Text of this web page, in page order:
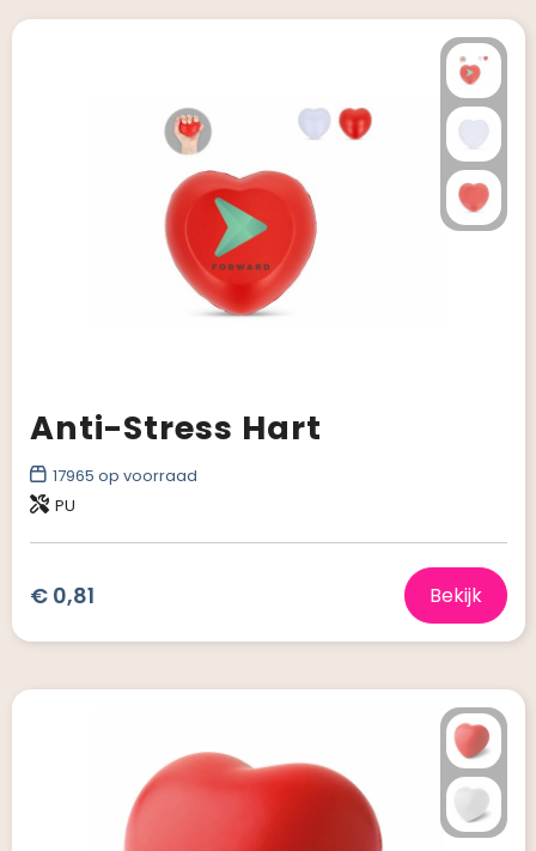
Anti-Stress Hart
17965 op voorraad
PU
€ 0,81 Bekijk